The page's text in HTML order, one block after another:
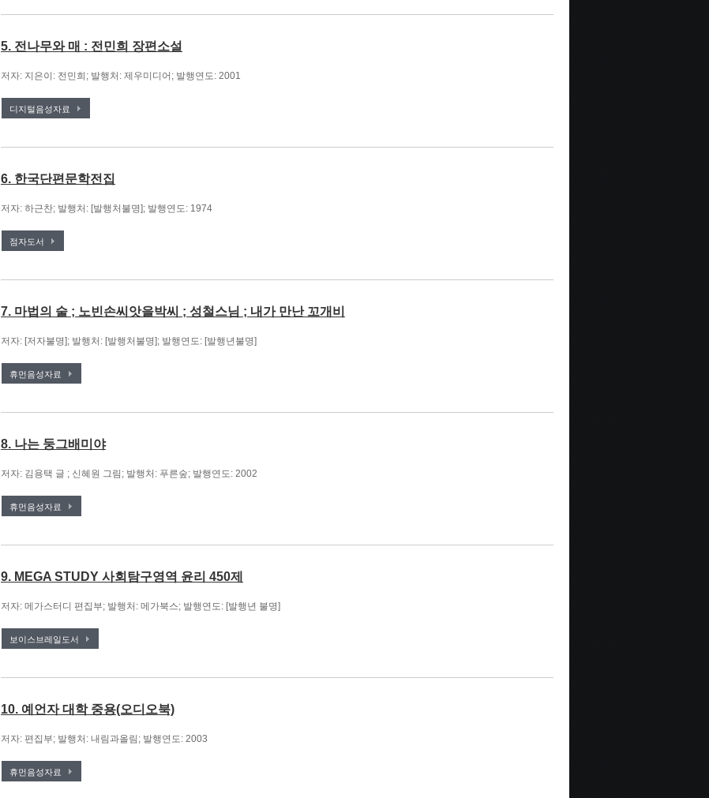
5. 전나무와 매 : 전민희 장편소설
저자: 지은이: 전민희; 발행처: 제우미디어; 발행연도: 2001
디지털음성자료
6. 한국단편문학전집
저자: 하근찬; 발행처: [발행처불명]; 발행연도: 1974
점자도서
7. 마법의 술 ; 노빈손씨앗을박씨 ; 성철스님 ; 내가 만난 꼬개비
저자: [저자불명]; 발행처: [발행처불명]; 발행연도: [발행년불명]
휴먼음성자료
8. 나는 둥그배미야
저자: 김용택 글 ; 신혜원 그림; 발행처: 푸른숲; 발행연도: 2002
휴먼음성자료
9. MEGA STUDY 사회탐구영역 윤리 450제
저자: 메가스터디 편집부; 발행처: 메가북스; 발행연도: [발행년 불명]
보이스브레일도서
10. 예언자 대학 중용(오디오북)
저자: 편집부; 발행처: 내림과올림; 발행연도: 2003
휴먼음성자료